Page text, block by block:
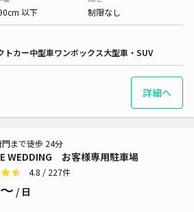
以下
制限なし
トカー中型車ワンボックス大型車・SUV
詳細へ
WEDDING お客様専用駐車場
門まで徒歩 24分
4.8 / 227件
/ 日